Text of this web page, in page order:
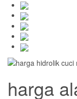
harga